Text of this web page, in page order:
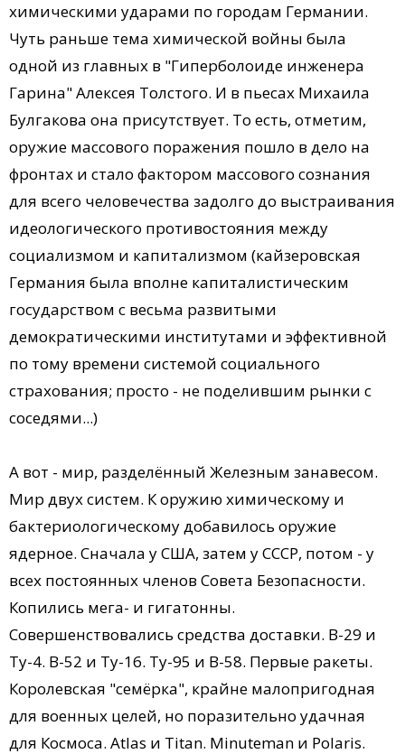
химическими ударами по городам Германии.
Чуть раньше тема химической войны была
одной из главных в "Гиперболоиде инженера
Гарина" Алексея Толстого. И в пьесах Михаила
Булгакова она присутствует. То есть, отметим,
оружие массового поражения пошло в дело на
фронтах и стало фактором массового сознания
для всего человечества задолго до выстраивания
идеологического противостояния между
социализмом и капитализмом (кайзеровская
Германия была вполне капиталистическим
государством с весьма развитыми
демократическими институтами и эффективной
по тому времени системой социального
страхования; просто - не поделившим рынки с
соседями...)
А вот - мир, разделённый Железным занавесом.
Мир двух систем. К оружию химическому и
бактериологическому добавилось оружие
ядерное. Сначала у США, затем у СССР, потом - у
всех постоянных членов Совета Безопасности.
Копились мега- и гигатонны.
Совершенствовались средства доставки. В-29 и
Ту-4. В-52 и Ту-16. Ту-95 и В-58. Первые ракеты.
Королевская "семёрка", крайне малопригодная
для военных целей, но поразительно удачная
для Космоса. Atlas и Titan. Minuteman и Polaris.